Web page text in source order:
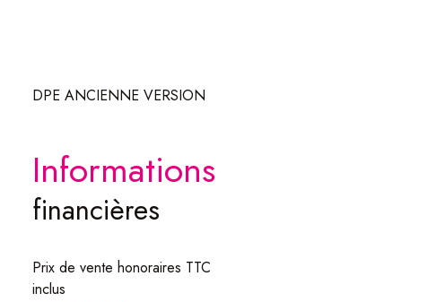
DPE ANCIENNE VERSION
informations
financières
Prix de vente honoraires TTC
inclus